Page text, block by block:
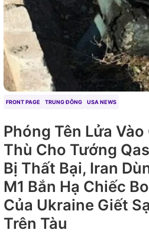
FRONT PAGE TRUNG ĐÔNG USA NEWS
Phóng Tên Lửa
Thù Cho Tướng
Bị Thất Bại, Iran
M1 Bắn Hạ Chiếc
Của Ukraine Giết
Trên Tàu